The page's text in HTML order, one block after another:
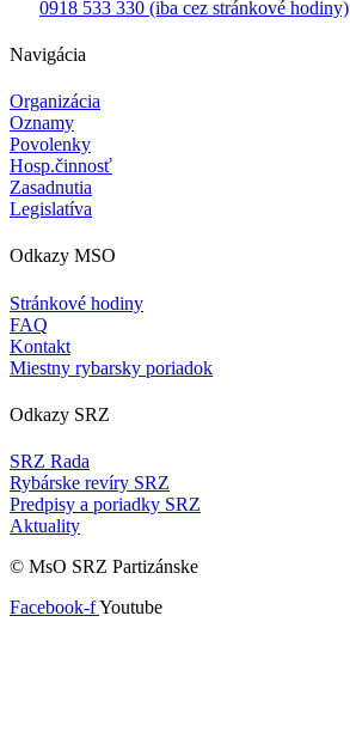
0918 533 330 (iba cez stránkové hodiny)
Navigácia
Organizácia
Oznamy
Povolenky
Hosp.činnosť
Zasadnutia
Legislatíva
Odkazy MSO
Stránkové hodiny
FAQ
Kontakt
Miestny rybarsky poriadok
Odkazy SRZ
SRZ Rada
Rybárske revíry SRZ
Predpisy a poriadky SRZ
Aktuality
© MsO SRZ Partizánske
Facebook-fYoutube